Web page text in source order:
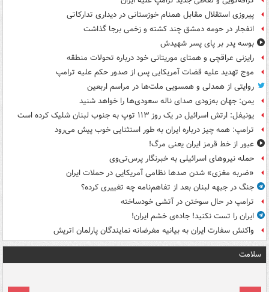
پیروزی استقلال مقابل همنام خوزستانی در دیداری تدارکاتی
انفجار در حومه دمشق چند کشته و زخمی برجا گذاشت
بوسه‌ پدر بر پای پسر شهیدش
رایزنی عراقچی و همتای موریتانی خود درباره تحولات منطقه
موج تهدید علیه قضات آمریکایی پس از صدور حکم علیه ترامپ
روایتی از همدلی و همسویی ملت‌ها در مراسم اربعین
یمن: جهان به‌زودی صدای ناله سعودی‌ها را خواهد شنید
یونیفل: ارتش اسرائیل در یک روز ۱۱۳ توپ به جنوب لبنان شلیک کرده است
ترامپ: همه چیز درباره ایران به طور استثنایی خوب پیش می‌رود
عبور از خط قرمز ایران یعنی مرگ!
حمله نیروهای اسرائیلی به خبرنگار پرس‌تی‌وی
«ضربه مغزی» شدن صدها نظامی آمریکایی در حملات ایران
جنگ در جبهه لبنان بعد از تفاهم‌نامه چه تغییری کرده؟
ترامپ در حال سوختن در آتشی خودساخته
ایران را تست نکنید! جاده‌ی خشم ایران!
واکنش سفارت ایران به بیانیه مغرضانه نمایندگان پارلمان اتریش
سلامت